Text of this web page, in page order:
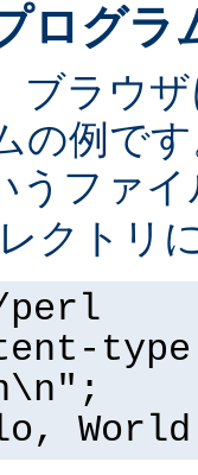
ログラ
ブラウ
の例で
うファ
クトリ